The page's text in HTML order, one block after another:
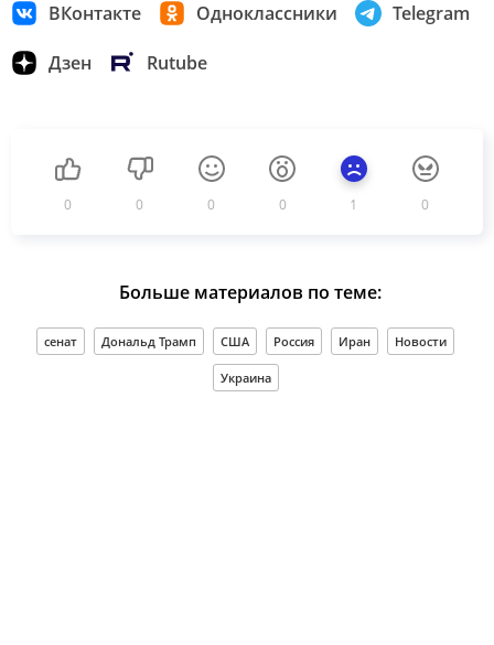
ВКонтакте Одноклассники Telegram
Дзен Rutube
0 0 0 0 1 0
Больше материалов по теме:
сенат Дональд Трамп США Россия Иран Новости
Украина